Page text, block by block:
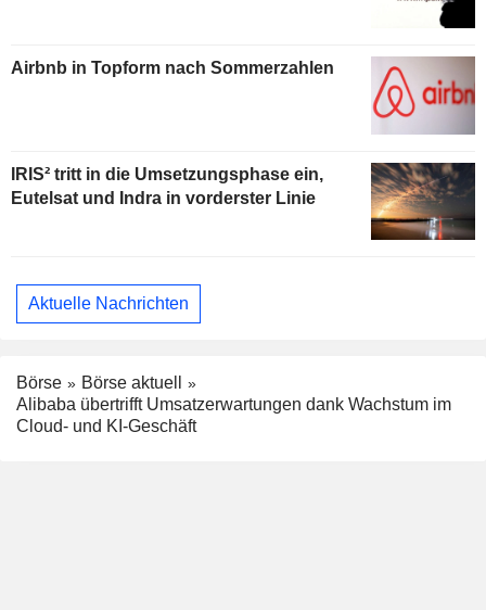
Airbnb in Topform nach Sommerzahlen
IRIS² tritt in die Umsetzungsphase ein,
Eutelsat und Indra in vorderster Linie
Aktuelle Nachrichten
Börse
Börse aktuell
Alibaba übertrifft Umsatzerwartungen dank Wachstum im
Cloud- und KI-Geschäft